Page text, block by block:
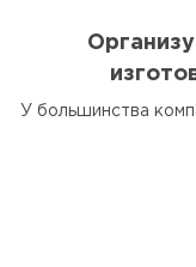
У большинства